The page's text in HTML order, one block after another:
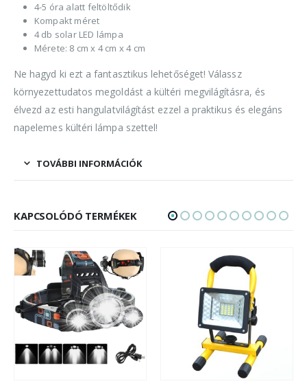
4-5 óra alatt feltöltődik
Kompakt méret
4 db solar LED lámpa
Mérete: 8 cm x 4 cm x 4 cm
Ne hagyd ki ezt a fantasztikus lehetőséget! Válassz
környezettudatos megoldást a kültéri megvilágításra, és
élvezd az esti hangulatvilágítást ezzel a praktikus és elegáns
napelemes kültéri lámpa szettel!
TOVÁBBI INFORMÁCIÓK
KAPCSOLÓDÓ TERMÉKEK